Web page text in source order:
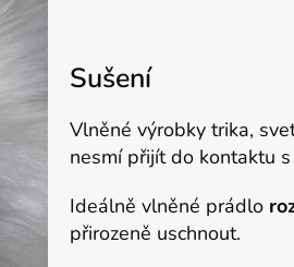
Sušení
Vlněné výrobky trika,
nesmí přijít do kontaktu
Ideálně vlněné prádlo
přirozeně uschnout.